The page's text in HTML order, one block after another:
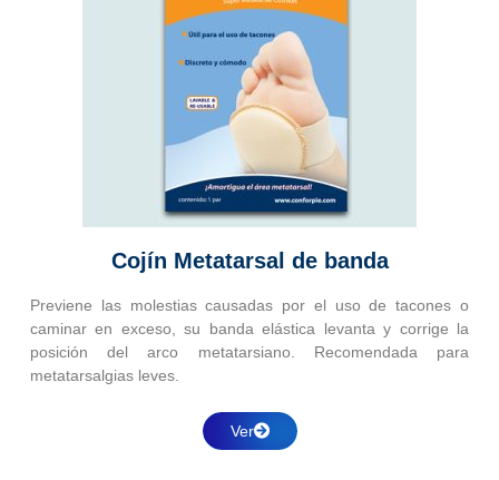
Cojín Metatarsal de banda
Previene las molestias causadas por el uso de tacones o
caminar en exceso, su banda elástica levanta y corrige la
posición del arco metatarsiano. Recomendada para
metatarsalgias leves.
Ver